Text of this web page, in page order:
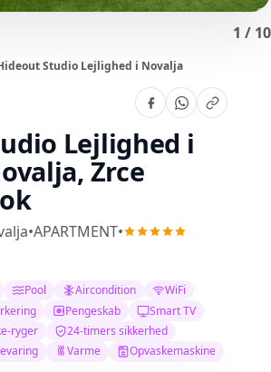
1 / 10
Studio Lejlighed i Novalja
Lejlighed i
Zrce
•APARTMENT•
Pool Aircondition
WiFi
Pengeskab
Smart TV
ryger
24-timers sikkerhed
Varme Opvaskemaskine